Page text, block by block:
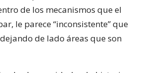
de los mecanismos que el
le parece “inconsistente” que
de lado áreas que son